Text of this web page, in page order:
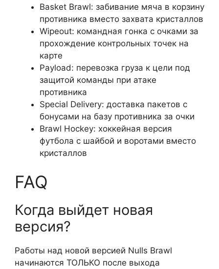
Basket Brawl: забивание мяча в корзину
противника вместо захвата кристаллов
Wipeout: командная гонка с очками за
прохождение контрольных точек на
карте
Payload: перевозка груза к цели под
защитой команды при атаке
противника
Special Delivery: доставка пакетов с
бонусами на базу противника за очки
Brawl Hockey: хоккейная версия
футбола с шайбой и воротами вместо
кристаллов
FAQ
Когда выйдет новая
версия?
Работы над новой версией Nulls Brawl
начинаются ТОЛЬКО после выхода